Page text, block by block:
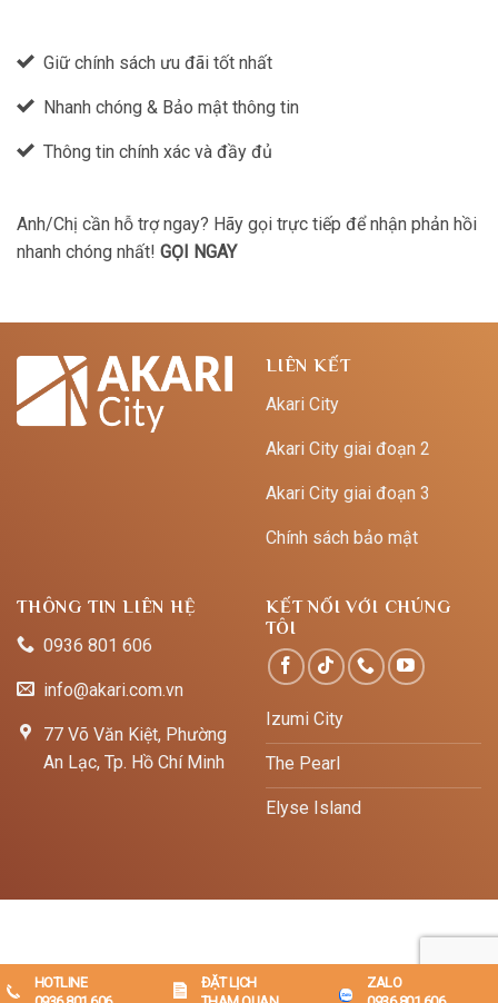
Giữ chính sách ưu đãi tốt nhất
Nhanh chóng & Bảo mật thông tin
Thông tin chính xác và đầy đủ
Anh/Chị cần hỗ trợ ngay? Hãy gọi trực tiếp để nhận phản hồi
nhanh chóng nhất! GỌI NGAY
LIÊN KẾT
Akari City
Akari City giai đoạn 2
Akari City giai đoạn 3
Chính sách bảo mật
THÔNG TIN LIÊN HỆ
0936 801 606
info@akari.com.vn
77 Võ Văn Kiệt, Phường
An Lạc, Tp. Hồ Chí Minh
KẾT NỐI VỚI CHÚNG
TÔI
Izumi City
The Pearl
Elyse Island
HOTLINE
ĐẶT LỊCH
ZALO
Copyright 2026 © Akari.com.vn